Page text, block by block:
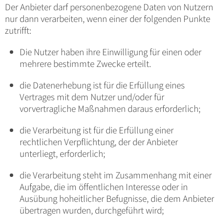
Der Anbieter darf personenbezogene Daten von Nutzern
nur dann verarbeiten, wenn einer der folgenden Punkte
zutrifft:
Die Nutzer haben ihre Einwilligung für einen oder
mehrere bestimmte Zwecke erteilt.
die Datenerhebung ist für die Erfüllung eines
Vertrages mit dem Nutzer und/oder für
vorvertragliche Maßnahmen daraus erforderlich;
die Verarbeitung ist für die Erfüllung einer
rechtlichen Verpflichtung, der der Anbieter
unterliegt, erforderlich;
die Verarbeitung steht im Zusammenhang mit einer
Aufgabe, die im öffentlichen Interesse oder in
Ausübung hoheitlicher Befugnisse, die dem Anbieter
übertragen wurden, durchgeführt wird;